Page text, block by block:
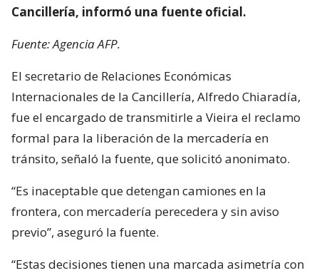
Cancillería, informó una fuente oficial.
Fuente: Agencia AFP.
El secretario de Relaciones Económicas
Internacionales de la Cancillería, Alfredo Chiaradía,
fue el encargado de transmitirle a Vieira el reclamo
formal para la liberación de la mercadería en
tránsito, señaló la fuente, que solicitó anonimato.
“Es inaceptable que detengan camiones en la
frontera, con mercadería perecedera y sin aviso
previo”, aseguró la fuente.
“Estas decisiones tienen una marcada asimetría con